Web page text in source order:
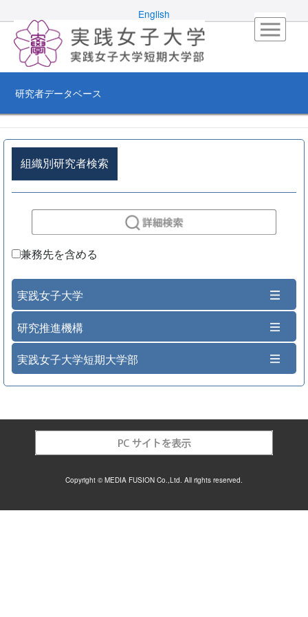
English
研究者データベース
組織別研究者検索
兼務先を含める
実践女子大学
研究推進機構
実践女子大学短期大学部
Copyright © MEDIA FUSION Co.,Ltd. All rights reserved.